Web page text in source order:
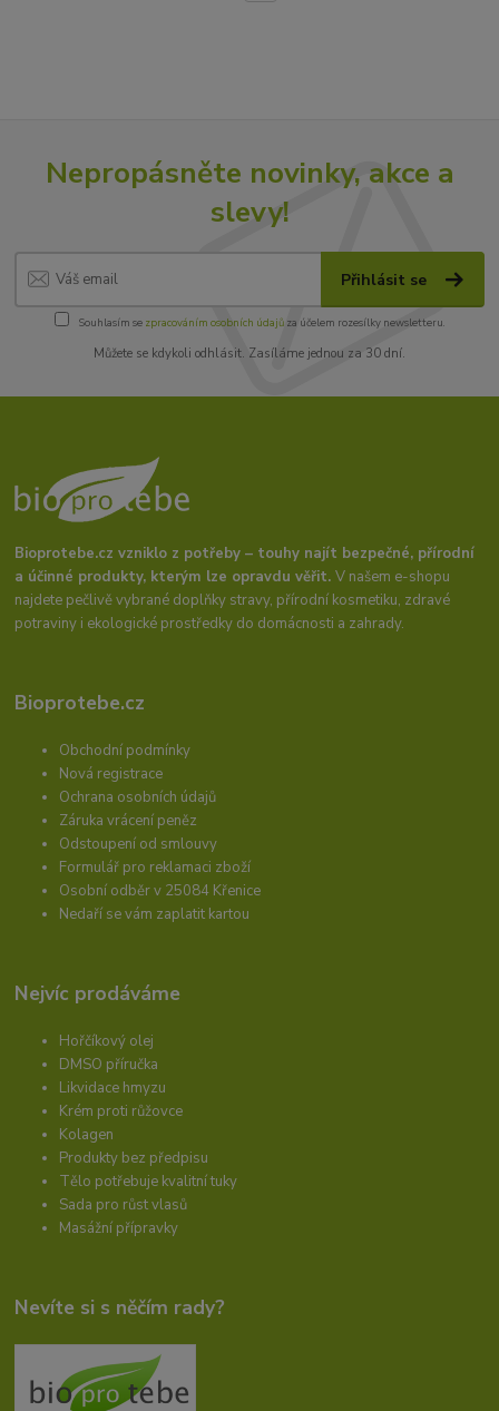
Nepropásněte novinky, akce a
slevy!
Přihlásit se
Souhlasím se zpracováním osobních údajůza účelem rozesílky newsletteru.
Můžete se kdykoli odhlásit. Zasíláme jednou za 30 dní.
Bioprotebe.cz vzniklo z potřeby – touhy najít bezpečné, přírodní
a účinné produkty, kterým lze opravdu věřit.V našem e-shopu
najdete pečlivě vybrané doplňky stravy, přírodní kosmetiku, zdravé
potraviny i ekologické prostředky do domácnosti a zahrady.
Bioprotebe.cz
Obchodní podmínky
Nová registrace
Ochrana osobních údajů
Záruka vrácení peněz
Odstoupení od smlouvy
Formulář pro reklamaci zboží
Osobní odběr v 25084 Křenice
Nedaří se vám zaplatit kartou
Nejvíc prodáváme
Hořčíkový olej
DMSO příručka
Likvidace hmyzu
Krém proti růžovce
Kolagen
Produkty bez předpisu
Tělo potřebuje kvalitní tuky
Sada pro růst vlasů
Masážní přípravky
Nevíte si s něčím rady?